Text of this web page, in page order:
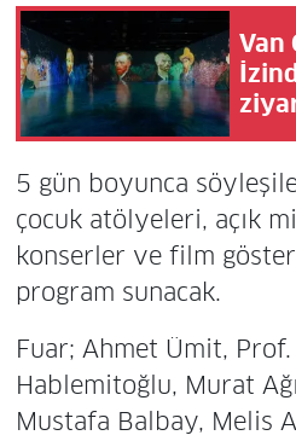
Van
5 gün boyunca
çocuk atölyeleri, açık
konserler ve film
program sunacak.
Fuar; Ahmet Ümit, Prof.
Hablemitoğlu, Murat
Mustafa Balbay, Melis